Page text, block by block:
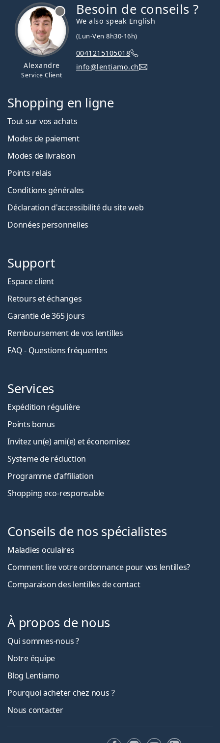
Alexandre
Service Client
Besoin de conseils ?
We also speak English
(Lun-Ven 8h30-16h)
0041215105018
info@lentiamo.ch
Shopping en ligne
Tout sur vos achats
Modes de paiement
Modes de livraison
Points relais
Conditions générales
Déclaration d'accessibilité du site web
Données personnelles
Support
Espace client
Retours et échanges
Garantie de 365 jours
Remboursement de vos lentilles
FAQ - Questions fréquentes
Services
Expédition régulière
Points bonus
Invitez un(e) ami(e) et économisez
Systeme de réduction
Programme d'affiliation
Shopping eco-responsable
Conseils de nos spécialistes
Maladies oculaires
Comment lire votre ordonnance pour vos lentilles?
Comparaison des lentilles de contact
À propos de nous
Qui sommes-nous ?
Notre équipe
Blog Lentiamo
Pourquoi acheter chez nous ?
Nous contacter